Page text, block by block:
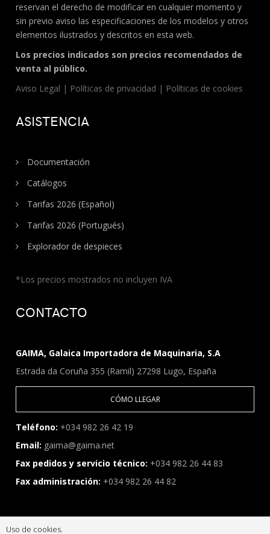
reservan el derecho de modificar en cualquier momento y
sin previo aviso las especificaciones de los modelos y otros
elementos ilustrados y descritos en esta web.
Los precios indicados son precios recomendados de
venta al público.
Aviso Legal | Políticas de privacidad | Políticas de cookies
ASISTENCIA
Documentación
Catálogos
Tarifas 2026 (Español)
Tarifas 2026 (Portugués)
Explorador de despieces
*Los precios mostrados no incluyen IVA
CONTACTO
GAIMA, Galaica Importadora de Maquinaria, S.A
Estrada da Coruña 355 (Ramil) 27298 Lugo, España
CÓMO LLEGAR
Teléfono: +034 982 26 42 19
Email: gaima@gaima.net
Fax pedidos y servicio técnico: +034 982 26 44 83
Fax administración: +034 982 26 44 82
Uso de cookies.